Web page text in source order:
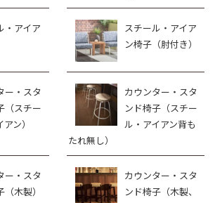
・アイア
スチール・アイア
ン椅子（肘付き）
ー・スタ
（スチー
ン）
カウンター・スタ
ンド椅子（スチー
ル・アイアン背も
たれ無し）
ー・スタ
木製）
カウンター・スタ
ンド椅子（木製、